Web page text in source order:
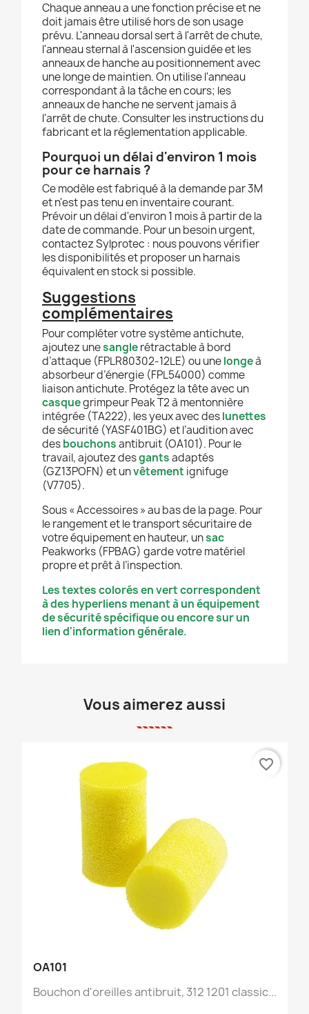
Chaque anneau a une fonction précise et ne
doit jamais être utilisé hors de son usage
prévu. L'anneau dorsal sert à l'arrêt de chute,
l'anneau sternal à l'ascension guidée et les
anneaux de hanche au positionnement avec
une longe de maintien. On utilise l'anneau
correspondant à la tâche en cours; les
anneaux de hanche ne servent jamais à
l'arrêt de chute. Consulter les instructions du
fabricant et la réglementation applicable.
Pourquoi un délai d'environ 1 mois
pour ce harnais ?
Ce modèle est fabriqué à la demande par 3M
et n'est pas tenu en inventaire courant.
Prévoir un délai d'environ 1 mois à partir de la
date de commande. Pour un besoin urgent,
contactez Sylprotec : nous pouvons vérifier
les disponibilités et proposer un harnais
équivalent en stock si possible.
Suggestions
complémentaires
Pour compléter votre système antichute,
ajoutez unesanglerétractable à bord
d’attaque (FPLR80302-12LE) ou unelongeà
absorbeur d’énergie (FPL54000) comme
liaison antichute. Protégez la tête avec un
casquegrimpeur Peak T2 à mentonnière
intégrée (TA222), les yeux avec deslunettes
de sécurité (YASF401BG) et l’audition avec
desbouchonsantibruit (OA101). Pour le
travail, ajoutez desgantsadaptés
(GZ13POFN) et unvêtement ignifuge
(V7705).
Sous « Accessoires » au bas de la page. Pour
le rangement et le transport sécuritaire de
votre équipement en hauteur, unsac
Peakworks (FPBAG) garde votre matériel
propre et prêt à l’inspection.
Les textes colorés en vert correspondent
à des hyperliens menant à un équipement
de sécurité spécifique ou encore sur un
lien d'information générale.
Vous aimerez aussi
OA101
Bouchon d'oreilles antibruit, 312 1201 classic...
favorite_border